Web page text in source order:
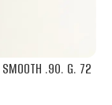
SMOOTH .90. G. 72